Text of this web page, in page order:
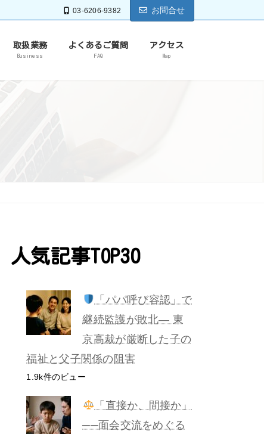
03-6206-9382 お問合せ
取扱業務
Business
よくあるご質問
FAQ
アクセス
Map
人気記事TOP30
「パパ呼び容認」で
継続監護が敗北— 東
京高裁が厳断した子の
福祉と父子関係の阻害
1.9k件のビュー
「直接か、間接か」
──面会交流をめぐる